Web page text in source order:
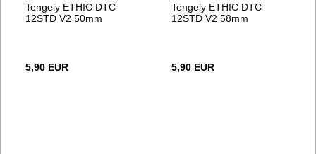
Tengely ETHIC DTC
12STD V2 50mm
5,90 EUR
Tengely ETHIC DTC
12STD V2 58mm
5,90 EUR